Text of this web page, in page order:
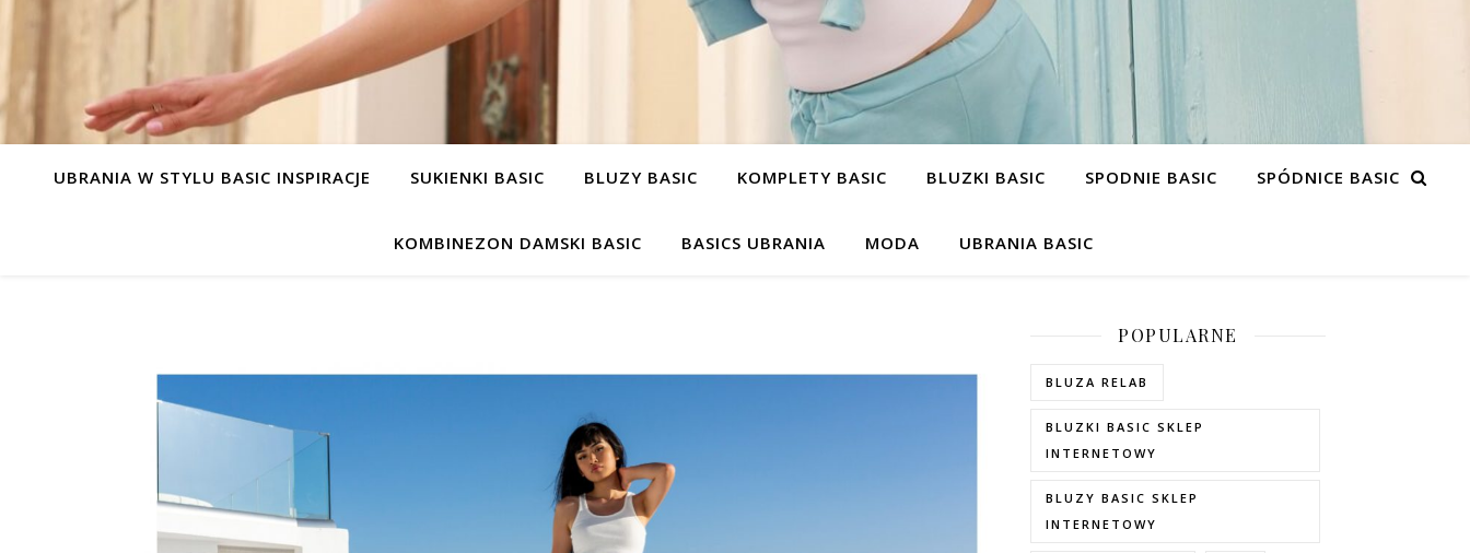
UBRANIA W STYLU BASIC INSPIRACJE SUKIENKI BASIC BLUZY BASIC KOMPLETY BASIC BLUZKI BASIC SPODNIE BASIC SPÓDNICE BASIC
KOMBINEZON DAMSKI BASIC BASICS UBRANIA MODA UBRANIA BASIC
POPULARNE
BLUZA RELAB
BLUZKI BASIC SKLEP
INTERNETOWY
BLUZY BASIC SKLEP
INTERNETOWY